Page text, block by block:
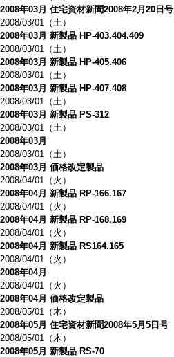
2008年03月 住宅資材新聞2008年2月20日号
2008/03/01（土）
2008年03月 新製品 HP-403.404.409
2008/03/01（土）
2008年03月 新製品 HP-405.406
2008/03/01（土）
2008年03月 新製品 HP-407.408
2008/03/01（土）
2008年03月 新製品 PS-312
2008/03/01（土）
2008年03月
2008/03/01（土）
2008年03月 価格改定製品
2008/04/01（火）
2008年04月 新製品 RP-166.167
2008/04/01（火）
2008年04月 新製品 RP-168.169
2008/04/01（火）
2008年04月 新製品 RS164.165
2008/04/01（火）
2008年04月
2008/04/01（火）
2008年04月 価格改定製品
2008/05/01（木）
2008年05月 住宅資材新聞2008年5月5日号
2008/05/01（木）
2008年05月 新製品 RS-70